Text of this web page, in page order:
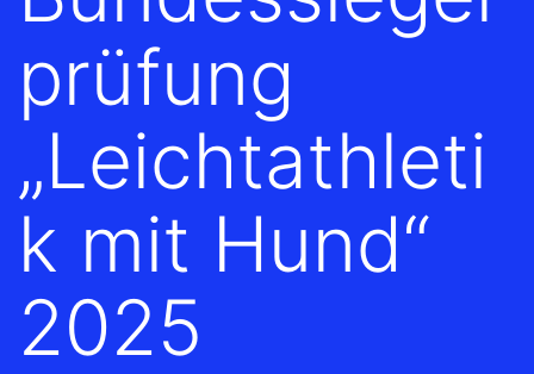
prüfung
„Leichtathleti
k mit Hund“
2025